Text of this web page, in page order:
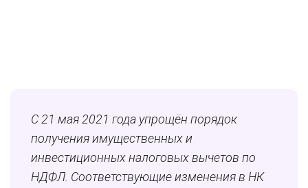
С 21 мая 2021 года упрощён порядок
получения имущественных и
инвестиционных налоговых вычетов по
НДФЛ. Соответствующие изменения в НК